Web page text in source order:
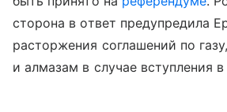
сторона в ответ предупредила
расторжения соглашений по
и алмазам в случае вступления